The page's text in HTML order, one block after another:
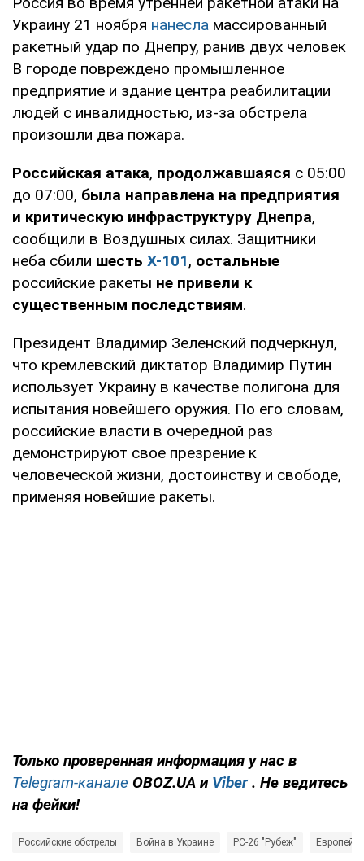
Украину 21 ноября нанесла массированный
ракетный удар по Днепру, ранив двух человек
В городе повреждено промышленное
предприятие и здание центра реабилитации
людей с инвалидностью, из-за обстрела
произошли два пожара.
Российская атака, продолжавшаяся с 05:00
до 07:00, была направлена на предприятия
и критическую инфраструктуру Днепра,
сообщили в Воздушных силах. Защитники
неба сбили шесть Х-101, остальные
российские ракеты не привели к
существенным последствиям.
Президент Владимир Зеленский подчеркнул,
что кремлевский диктатор Владимир Путин
использует Украину в качестве полигона для
испытания новейшего оружия. По его словам,
российские власти в очередной раз
демонстрируют свое презрение к
человеческой жизни, достоинству и свободе,
применяя новейшие ракеты.
Только проверенная информация у нас в
Telegram-канале OBOZ.UA и Viber . Не ведитесь
на фейки!
Российские обстрелы Война в Украине РС-26 "Рубеж"